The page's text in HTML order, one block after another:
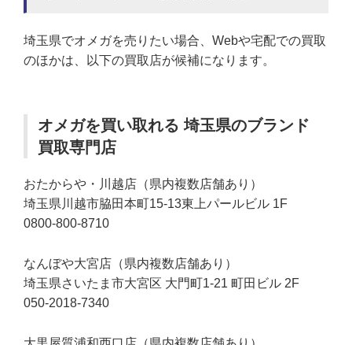
埼玉県でオメガを売りたい場合、Webや宅配での買取
のほかは、以下の買取店が候補になります。
オメガを買い取れる 埼玉県のブランド
買取専門店
おたからや・川越店（県内複数店舗あり）
埼玉県川越市脇田本町15-13東上パールビル 1F
0800-800-8710
なんぼや大宮店（県内複数店舗あり）
埼玉県さいたま市大宮区 大門町1-21 町田ビル 2F
050-2018-7340